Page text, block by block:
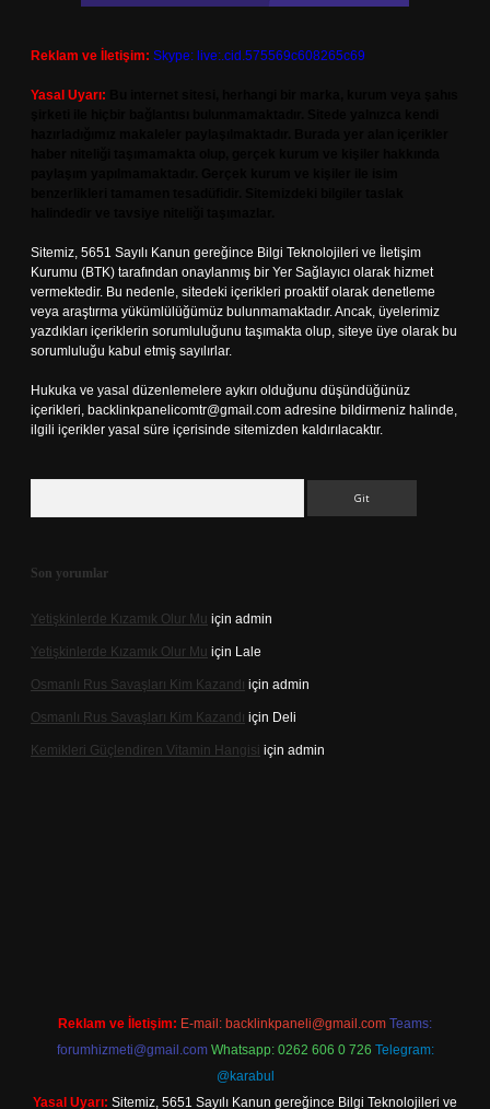
Reklam ve İletişim: Skype: live:.cid.575569c608265c69
Yasal Uyarı:
Sitemiz, 5651 Sayılı Kanun gereğince Bilgi Teknolojileri ve İletişim
Kurumu (BTK) tarafından onaylanmış bir Yer Sağlayıcı olarak hizmet
vermektedir. Bu nedenle, sitedeki içerikleri proaktif olarak denetleme
veya araştırma yükümlülüğümüz bulunmamaktadır. Ancak, üyelerimiz
yazdıkları içeriklerin sorumluluğunu taşımakta olup, siteye üye olarak bu
sorumluluğu kabul etmiş sayılırlar.
Hukuka ve yasal düzenlemelere aykırı olduğunu düşündüğünüz
içerikleri, backlinkpanelicomtr@gmail.com adresine bildirmeniz halinde,
ilgili içerikler yasal süre içerisinde sitemizden kaldırılacaktır.
Son yorumlar
Yetişkinlerde Kızamık Olur Mu için admin
Yetişkinlerde Kızamık Olur Mu için Lale
Osmanlı Rus Savaşları Kim Kazandı için admin
Osmanlı Rus Savaşları Kim Kazandı için Deli
Kemikleri Güçlendiren Vitamin Hangisi için admin
Reklam ve İletişim: E-mail: backlinkpaneli@gmail.com Teams:
forumhizmeti@gmail.com Whatsapp: 0262 606 0 726 Telegram:
@karabul
Yasal Uyarı: Sitemiz, 5651 Sayılı Kanun gereğince Bilgi Teknolojileri ve